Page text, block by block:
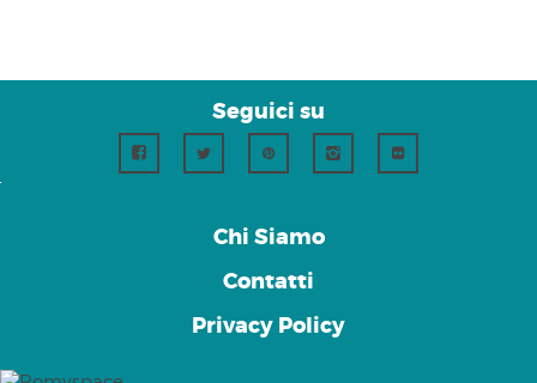
Seguici su
Chi Siamo
Contatti
Privacy Policy